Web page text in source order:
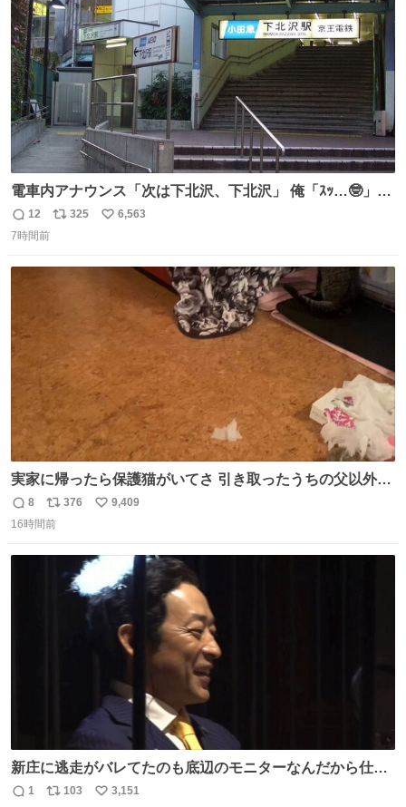
数
電車内アナウンス「次は下北沢、下北沢」 俺「ｽｯ…🤓」
(立ち上がる) 周りの乗客「(やっぱりな……)」
返
信
12
リ
325
い
6,563
7時間前
実家に帰ったら保護猫がいてさ 引き取ったうちの父以外に
は威嚇してくるよって話を聞いてたんだけど僕は大丈夫そ
う 可愛いなこいつ
返
信
8
リ
ポ
376
い
数
9,409
16時間前
新庄に逃走がバレてたのも底辺のモニターなんだから仕方
ないと開き直る山本w w w w w w #VIVANT #悪役会議室
返
1
リ
103
い
3,151